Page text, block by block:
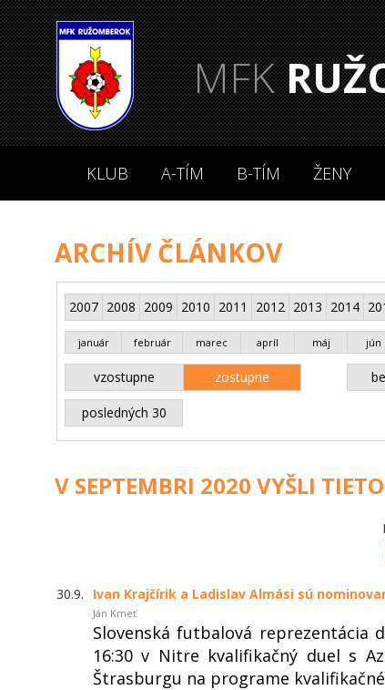
MFK
KLUB A-TÍM B-TÍM ŽENY
ARCHÍV ČLÁNKOV
2007 2008 2009 2010 2011 2012 2013 2014
január február marec apríl máj jún
vzostupne zostupne
posledných 30
V SEPTEMBRI 2020 VYŠLI
30.9. Ivan Krajčírik a Ladislav Almási sú
Ján Kmeť
Slovenská futbalová reprezentácia
16:30 v Nitre kvalifikačný duel s
Štrasburgu na programe